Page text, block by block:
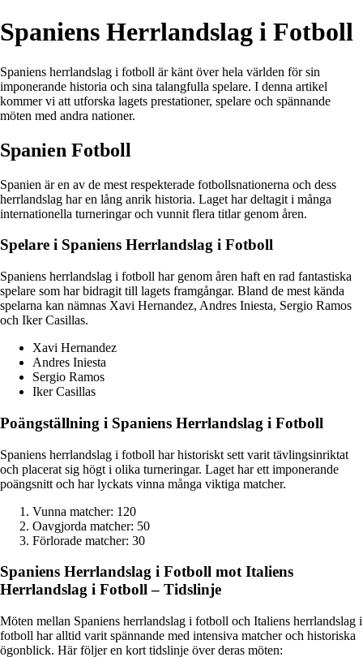
Spaniens Herrlandslag i Fotboll
Spaniens herrlandslag i fotboll är känt över hela världen för sin
imponerande historia och sina talangfulla spelare. I denna artikel
kommer vi att utforska lagets prestationer, spelare och spännande
möten med andra nationer.
Spanien Fotboll
Spanien är en av de mest respekterade fotbollsnationerna och dess
herrlandslag har en lång anrik historia. Laget har deltagit i många
internationella turneringar och vunnit flera titlar genom åren.
Spelare i Spaniens Herrlandslag i Fotboll
Spaniens herrlandslag i fotboll har genom åren haft en rad fantastiska
spelare som har bidragit till lagets framgångar. Bland de mest kända
spelarna kan nämnas Xavi Hernandez, Andres Iniesta, Sergio Ramos
och Iker Casillas.
Xavi Hernandez
Andres Iniesta
Sergio Ramos
Iker Casillas
Poängställning i Spaniens Herrlandslag i Fotboll
Spaniens herrlandslag i fotboll har historiskt sett varit tävlingsinriktat
och placerat sig högt i olika turneringar. Laget har ett imponerande
poängsnitt och har lyckats vinna många viktiga matcher.
Vunna matcher: 120
Oavgjorda matcher: 50
Förlorade matcher: 30
Spaniens Herrlandslag i Fotboll mot Italiens
Herrlandslag i Fotboll – Tidslinje
Möten mellan Spaniens herrlandslag i fotboll och Italiens herrlandslag i
fotboll har alltid varit spännande med intensiva matcher och historiska
ögonblick. Här följer en kort tidslinje över deras möten: